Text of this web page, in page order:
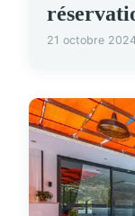
21 octobre